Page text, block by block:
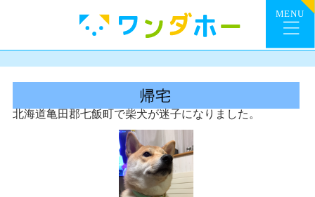
北海道亀田郡七飯町で柴犬が迷子になりました。